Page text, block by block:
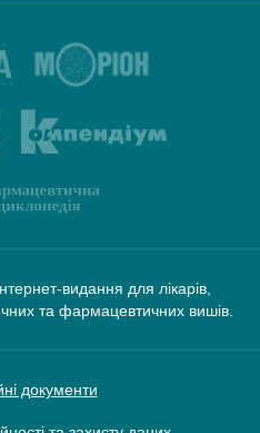
видання для лікарів,
та фармацевтичних вишів.
документи